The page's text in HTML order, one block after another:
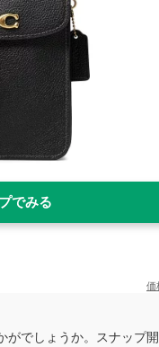
でみる
価
でしょうか。スナップ